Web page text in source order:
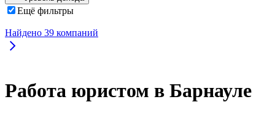
Ещё фильтры
Найдено 39 компаний
Работа юристом в Барнауле